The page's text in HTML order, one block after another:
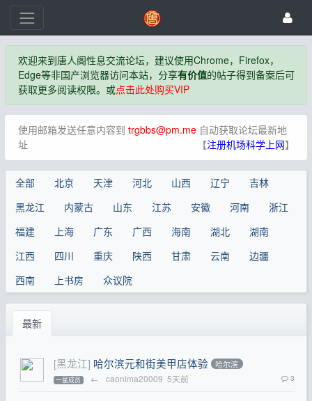
欢迎来到唐人阁性息交流论坛，建议使用Chrome，Firefox，
Edge等非国产浏览器访问本站，分享有价值的帖子得到备案后可
获取更多阅读权限。或点击此处购买VIP
使用邮箱发送任意内容到 trgbbs@pm.me自动获取论坛最新地
址
【注册机场科学上网】
全部 北京 天津 河北 山西 辽宁
吉林
黑龙江
内蒙古 山东 江苏 安徽 河南
浙江
福建
上海 广东 广西 海南 湖北
湖南
江西
四川 重庆 陕西 甘肃 云南
边疆
西南
上书房 众议院
最新
[黑龙江] 哈尔滨元和街美甲店体验 哈尔滨
一星成员 ← caonima20009 5天前 3